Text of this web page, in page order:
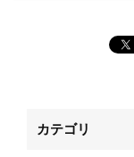
カテゴリ